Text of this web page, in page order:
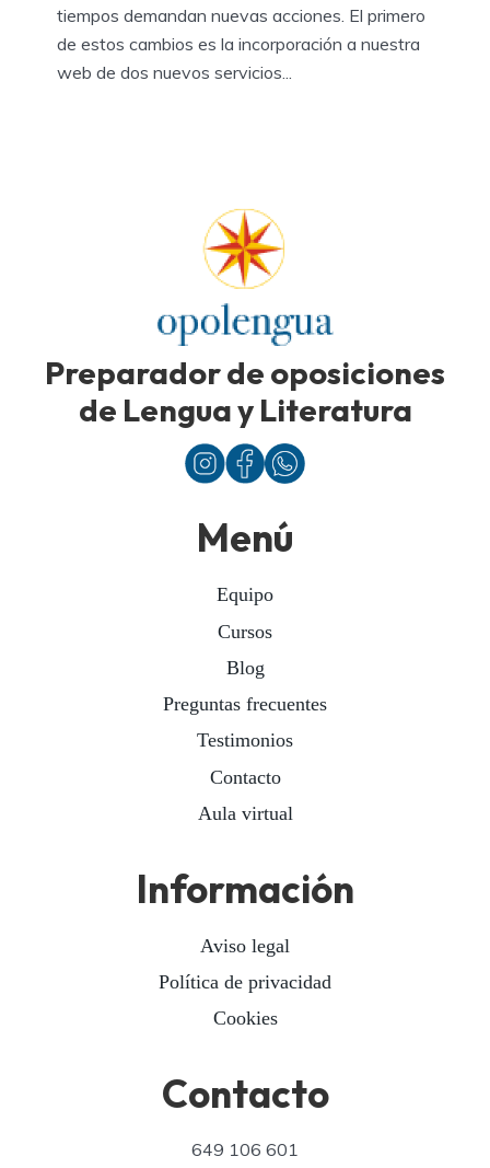
tiempos demandan nuevas acciones. El primero
de estos cambios es la incorporación a nuestra
web de dos nuevos servicios...
Preparador de oposiciones
de Lengua y Literatura
Menú
Equipo
Cursos
Blog
Preguntas frecuentes
Testimonios
Contacto
Aula virtual
Información
Aviso legal
Política de privacidad
Cookies
Contacto
649 106 601